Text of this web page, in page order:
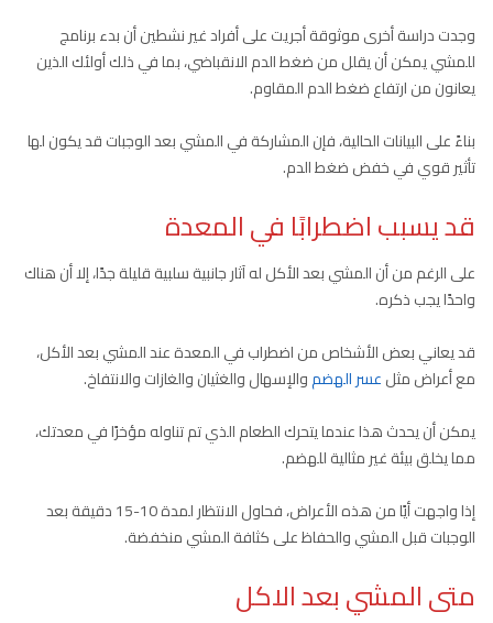
وجدت دراسة أخرى موثوقة أجريت على أفراد غير نشطين أن بدء برنامج
للمشي يمكن أن يقلل من ضغط الدم الانقباضي، بما في ذلك أولئك الذين
يعانون من ارتفاع ضغط الدم المقاوم.
بناءً على البيانات الحالية، فإن المشاركة في المشي بعد الوجبات قد يكون لها
تأثير قوي في خفض ضغط الدم.
قد يسبب اضطرابًا في المعدة
على الرغم من أن المشي بعد الأكل له آثار جانبية سلبية قليلة جدًا، إلا أن هناك
واحدًا يجب ذكره.
قد يعاني بعض الأشخاص من اضطراب في المعدة عند المشي بعد الأكل،
مع أعراض مثلعسر الهضموالإسهال والغثيان والغازات والانتفاخ.
يمكن أن يحدث هذا عندما يتحرك الطعام الذي تم تناوله مؤخرًا في معدتك،
مما يخلق بيئة غير مثالية للهضم.
إذا واجهت أيًا من هذه الأعراض، فحاول الانتظار لمدة 10-15 دقيقة بعد
الوجبات قبل المشي والحفاظ على كثافة المشي منخفضة.
متى المشي بعد الاكل